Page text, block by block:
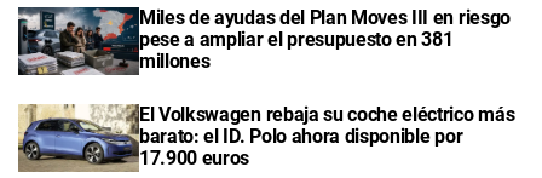
Miles de ayudas del Plan Moves III en riesgo
pese a ampliar el presupuesto en 381
millones
El Volkswagen rebaja su coche eléctrico más
barato: el ID. Polo ahora disponible por
17.900 euros